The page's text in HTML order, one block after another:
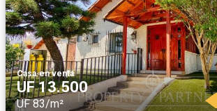
Casa·en venta
UF 13.500
UF 83/m²